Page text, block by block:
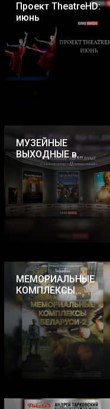
Проект TheatreHD:
июнь
МУЗЕЙНЫЕ
ВЫХОДНЫЕ в
кинотеатре
«Центральный»
МЕМОРИАЛЬНЫЕ
КОМПЛЕКСЫ
БЕЛАРУСИ - 2